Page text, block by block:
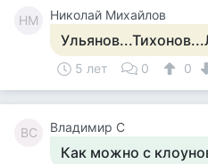
НМ Николай Михайлов
5 лет 0 0
ВС Владимир С
Как можно с